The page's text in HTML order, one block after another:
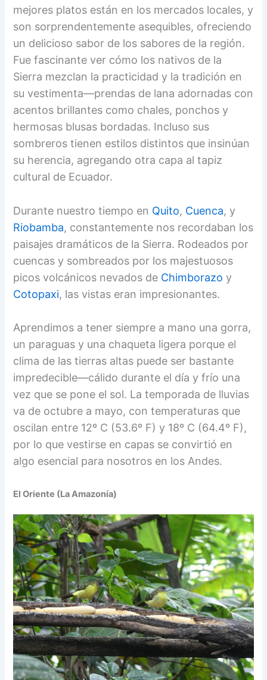
mejores platos están en los mercados locales, y
son sorprendentemente asequibles, ofreciendo
un delicioso sabor de los sabores de la región.
Fue fascinante ver cómo los nativos de la
Sierra mezclan la practicidad y la tradición en
su vestimenta—prendas de lana adornadas con
acentos brillantes como chales, ponchos y
hermosas blusas bordadas. Incluso sus
sombreros tienen estilos distintos que insinúan
su herencia, agregando otra capa al tapiz
cultural de Ecuador.
Durante nuestro tiempo en Quito, Cuenca, y
Riobamba, constantemente nos recordaban los
paisajes dramáticos de la Sierra. Rodeados por
cuencas y sombreados por los majestuosos
picos volcánicos nevados de Chimborazo y
Cotopaxi, las vistas eran impresionantes.
Aprendimos a tener siempre a mano una gorra,
un paraguas y una chaqueta ligera porque el
clima de las tierras altas puede ser bastante
impredecible—cálido durante el día y frío una
vez que se pone el sol. La temporada de lluvias
va de octubre a mayo, con temperaturas que
oscilan entre 12º C (53.6º F) y 18º C (64.4º F),
por lo que vestirse en capas se convirtió en
algo esencial para nosotros en los Andes.
El Oriente (La Amazonía)